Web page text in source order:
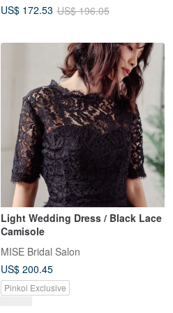
US$ 172.53 US$ 196.05
Light Wedding Dress / Black Lace
Camisole
MISE Bridal Salon
US$ 200.45
Pinkoi Exclusive